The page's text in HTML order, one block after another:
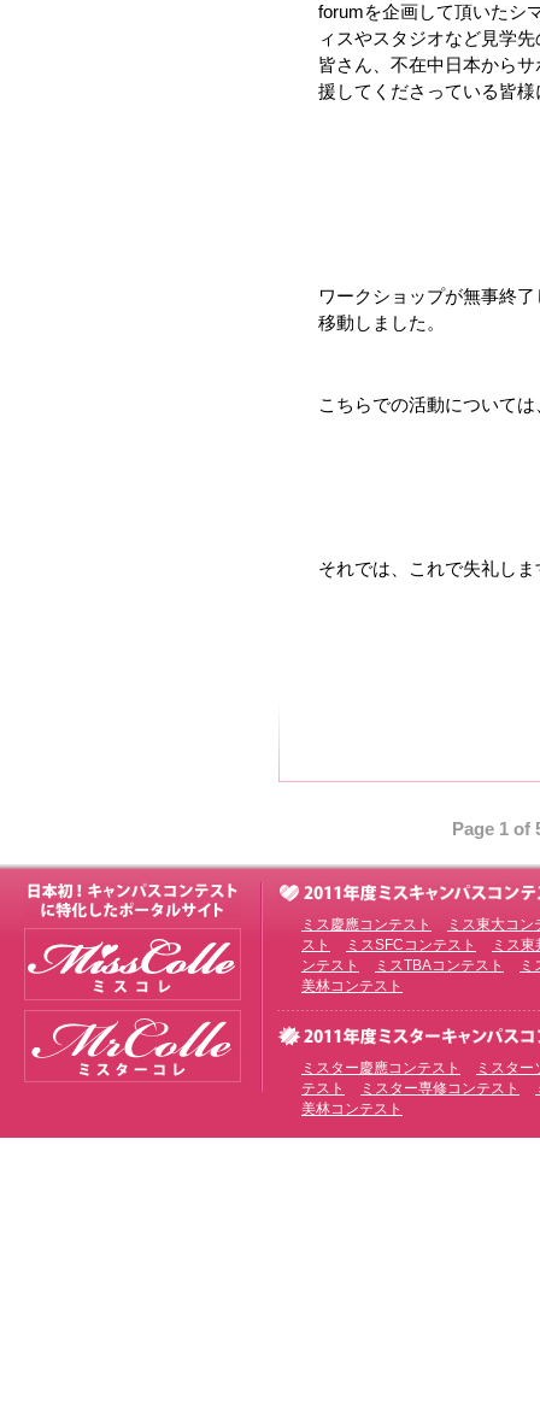
forumを企画して頂いたシ
ィスやスタジオなど見学
皆さん、不在中日本から
援してくださっている皆
ワークショップが無事終
移動しました。
こちらでの活動について
それでは、これで失礼しま
Page 1 of
ミス慶應コンテスト
ミス東大コン
スト
ミスSFCコンテスト
ミス
ンテスト
ミスTBAコンテスト
ミ
美林コンテスト
ミスター慶應コンテスト
ミスタ
テスト
ミスター専修コンテスト
美林コンテスト